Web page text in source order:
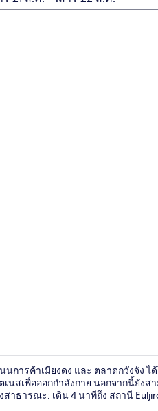
การค้าเมียงดง และ ตลาดกวังจัง ไ
นสเพื่อออกกำลังกาย นอกจากนี้ยังส
าธารณะ: เดิน 4 นาทีถึง สถานี